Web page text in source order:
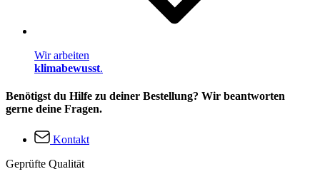
Wir arbeiten
klimabewusst.
Benötigst du Hilfe zu deiner Bestellung? Wir beantworten
gerne deine Fragen.
Kontakt
Geprüfte Qualität